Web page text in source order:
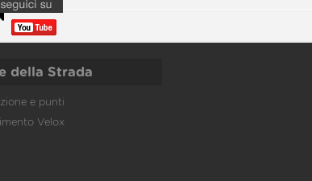
della Strada
e punti
Velox